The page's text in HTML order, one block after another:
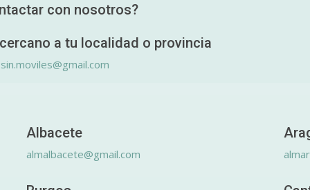
con nosotros?
a tu localidad o provincia
Albacete
almalbacete@gmail.com